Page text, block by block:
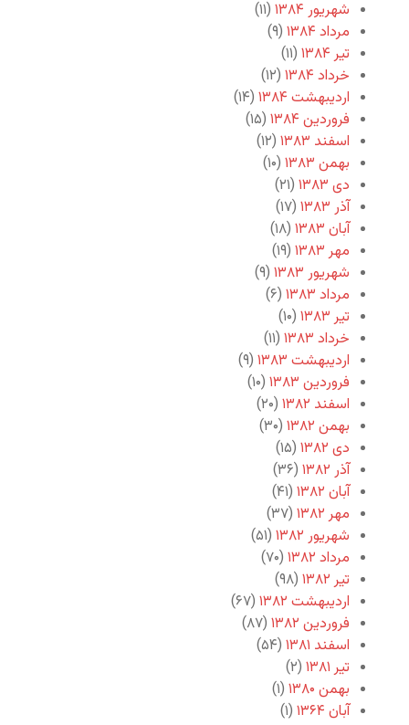
شهریور ۱۳۸۴
(۱۱)
مرداد ۱۳۸۴
(۹)
تیر ۱۳۸۴
(۱۱)
خرداد ۱۳۸۴
(۱۲)
اردیبهشت ۱۳۸۴
(۱۴)
فروردین ۱۳۸۴
(۱۵)
اسفند ۱۳۸۳
(۱۲)
بهمن ۱۳۸۳
(۱۰)
دی ۱۳۸۳
(۲۱)
آذر ۱۳۸۳
(۱۷)
آبان ۱۳۸۳
(۱۸)
مهر ۱۳۸۳
(۱۹)
شهریور ۱۳۸۳
(۹)
مرداد ۱۳۸۳
(۶)
تیر ۱۳۸۳
(۱۰)
خرداد ۱۳۸۳
(۱۱)
اردیبهشت ۱۳۸۳
(۹)
فروردین ۱۳۸۳
(۱۰)
اسفند ۱۳۸۲
(۲۰)
بهمن ۱۳۸۲
(۳۰)
دی ۱۳۸۲
(۱۵)
آذر ۱۳۸۲
(۳۶)
آبان ۱۳۸۲
(۴۱)
مهر ۱۳۸۲
(۳۷)
شهریور ۱۳۸۲
(۵۱)
مرداد ۱۳۸۲
(۷۰)
تیر ۱۳۸۲
(۹۸)
اردیبهشت ۱۳۸۲
(۶۷)
فروردین ۱۳۸۲
(۸۷)
اسفند ۱۳۸۱
(۵۴)
تیر ۱۳۸۱
(۲)
بهمن ۱۳۸۰
(۱)
آبان ۱۳۶۴
(۱)